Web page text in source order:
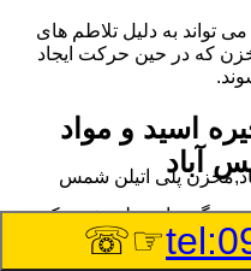
تواند به دلیل تلاطم های
که در حین حرکت ایجاد
اسید و مواد
آباد
به گونه ای تولید شوند که
انواع اسیدها مقاومت
در هر مخزنی اسید و مواد
پلی اتیلن شمس
☞☏